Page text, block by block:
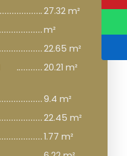
27.32 m²
m²
22.65 m²
20.21 m²
9.4 m²
22.45 m²
1.77 m²